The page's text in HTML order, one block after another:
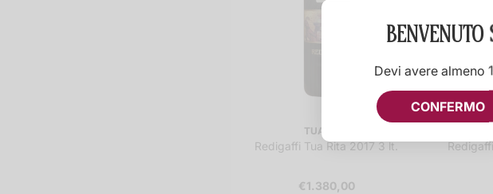
TUA RITA
Redigaffi Tua Rita 2017 3 lt.
€1.380,00
BENVENUTO
Devi avere almeno
CONFERMO